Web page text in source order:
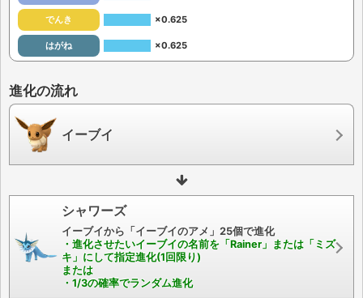
でんき ×0.625
はがね ×0.625
進化の流れ
イーブイ
シャワーズ
イーブイから「イーブイのアメ」25個で進化
・進化させたいイーブイの名前を「Rainer」または「ミズ
キ」にして指定進化(1回限り)
または
・1/3の確率でランダム進化